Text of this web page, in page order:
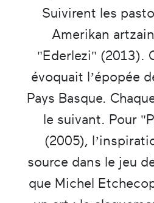
Suivirent les
Amerikan
"Ederlezi" (2013).
évoquait l’épopée
Pays Basque.
le suivant. Pour
(2005),
source dans le jeu
que Michel